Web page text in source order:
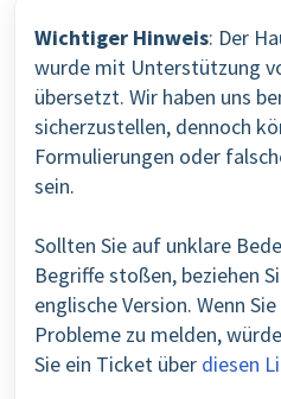
Wichtiger Hinweis: Der
wurde mit Unterstützung
übersetzt. Wir haben uns
sicherzustellen, dennoch
Formulierungen oder
sein.
Sollten Sie auf unklare
Begriffe stoßen, beziehen
englische Version. Wenn
Probleme zu melden,
Sie ein Ticket über diesen